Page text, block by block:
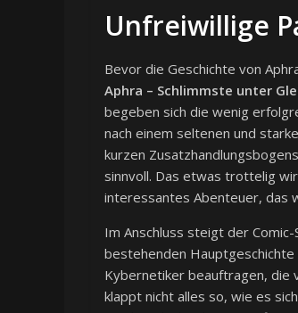
Unfreiwillige
Bevor die Geschichte von
Aphra – Schlimmste unter
begeben sich die wenig
nach einem seltenen und
kurzen
sinnvoll. Das etwas trottelig
interessantes Abenteuer, das
Im Anschluss steigt der
bestehenden Hauptgeschichte
Kybernetiker beauftragen, die
klappt nicht alles so, wie es